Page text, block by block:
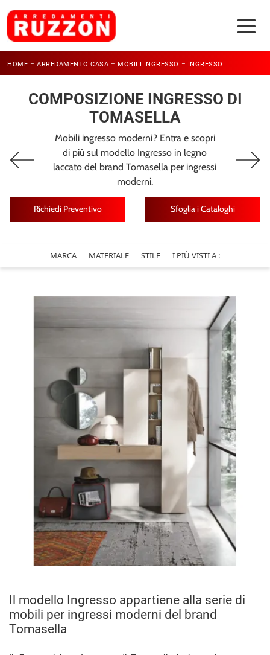
HOME - ARREDAMENTO CASA - MOBILI INGRESSO - INGRESSO
COMPOSIZIONE INGRESSO DI
TOMASELLA
Mobili ingresso moderni? Entra e scopri
di più sul modello Ingresso in legno
laccato del brand Tomasella per ingressi
moderni.
Richiedi Preventivo Sfoglia i Cataloghi
MARCA MATERIALE STILE I PIÙ VISTI A :
Il modello Ingresso appartiene alla serie di
mobili per ingressi moderni del brand
Tomasella